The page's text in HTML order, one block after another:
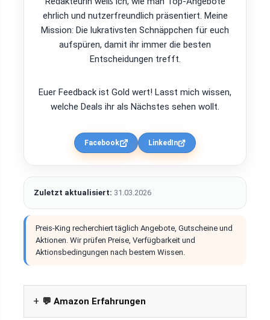
ehrlich und nutzerfreundlich präsentiert. Meine
Mission: Die lukrativsten Schnäppchen für euch
aufspüren, damit ihr immer die besten
Entscheidungen trefft.
Euer Feedback ist Gold wert! Lasst mich wissen,
welche Deals ihr als Nächstes sehen wollt.
Facebook LinkedIn
Zuletzt aktualisiert: 31.03.2026
Preis-King recherchiert täglich Angebote, Gutscheine und
Aktionen. Wir prüfen Preise, Verfügbarkeit und
Aktionsbedingungen nach bestem Wissen.
💬 Amazon Erfahrungen